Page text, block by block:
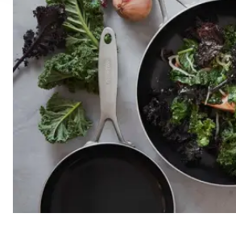
mediefunksjoner og for å analysere
dessuten informasjon om hvordan du
vårt, med partnerne våre innen
annonsering og analysearbeid, som
med annen informasjon du har gjort
eller som de har samlet inn gjennom
tjenestene deres.